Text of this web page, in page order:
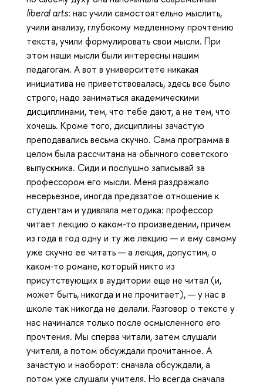
liberal arts: нас учили самостоятельно мыслить,
учили анализу, глубокому медленному прочтению
текста, учили формулировать свои мысли. При
этом наши мысли были интересны нашим
педагогам. А вот в университете никакая
инициатива не приветствовалась, здесь все было
строго, надо заниматься академическими
дисциплинами, тем, что тебе дают, а не тем, что
хочешь. Кроме того, дисциплины зачастую
преподавались весьма скучно. Сама программа в
целом была рассчитана на обычного советского
выпускника. Сиди и послушно записывай за
профессором его мысли. Меня раздражало
несерьезное, иногда предвзятое отношение к
студентам и удивляла методика: профессор
читает лекцию о каком-то произведении, причем
из года в год одну и ту же лекцию — и ему самому
уже скучно ее читать — а лекция, допустим, о
каком-то романе, который никто из
присутствующих в аудитории еще не читал (и,
может быть, никогда и не прочитает), — у нас в
школе так никогда не делали. Разговор о тексте у
нас начинался только после осмысленного его
прочтения. Мы сперва читали, затем слушали
учителя, а потом обсуждали прочитанное. А
зачастую и наоборот: сначала обсуждали, а
потом уже слушали учителя. Но всегда сначала